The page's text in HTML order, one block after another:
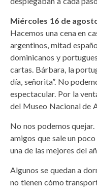
Miércoles 16 de
Hacemos una cena en
argentinos, mitad
dominicanos y
cartas. Bárbara, la
día, señorita”. No
espectacular. Por la
del Museo Nacional de
No nos podemos quejar.
amigos que sale un
una de las mejores del
Algunos se quedan a
no tienen cómo